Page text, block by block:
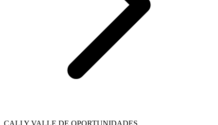
CALI Y VALLE DE OPORTUNIDADES